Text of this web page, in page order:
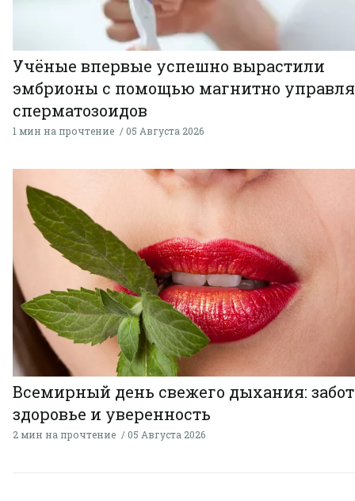
Учёные впервые успешно вырастили
эмбрионы с помощью магнитно
сперматозоидов
1 мин на прочтение 05 Августа 2026
Всемирный день свежего дыхания:
здоровье и уверенность
2 мин на прочтение 05 Августа 2026